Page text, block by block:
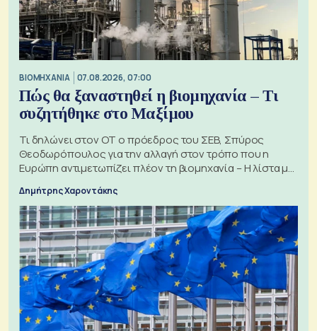
ΒΙΟΜΗΧΑΝΙΑ 07.08.2026, 07:00
Πώς θα ξαναστηθεί η βιομηχανία – Τι
συζητήθηκε στο Μαξίμου
Τι δηλώνει στον ΟΤ ο πρόεδρος του ΣΕΒ, Σπύρος
Θεοδωρόπουλος για την αλλαγή στον τρόπο που η
Ευρώπη αντιμετωπίζει πλέον τη βιομηχανία – Η λίστα με
Δημήτρης Χαροντάκης